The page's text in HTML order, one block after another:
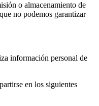
o almacenamiento de
no podemos garantizar
información personal de
en los siguientes